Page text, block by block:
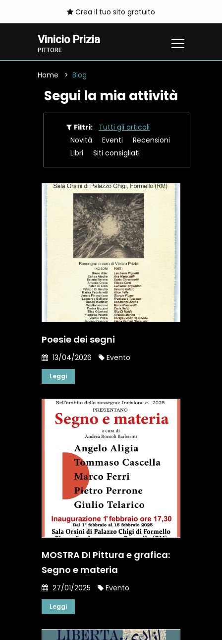
Crea il tuo sito gratuito
Vinicio Prizia
PITTORE
Home Blog
Segui la mia attività
Filtri:
Tutti gli articoli
Novità
Eventi
Recensioni
Libri
Siti consigliati
Poesie dei segni
13/04/2026 Evento
Leggi
MOSTRA DI Pittura e grafica:
Segno e materia
27/01/2025 Evento
Leggi